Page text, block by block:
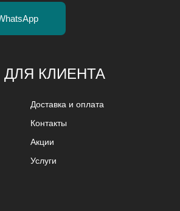
ДЛЯ КЛИЕНТА
Доставка и оплата
Контакты
Акции
Услуги